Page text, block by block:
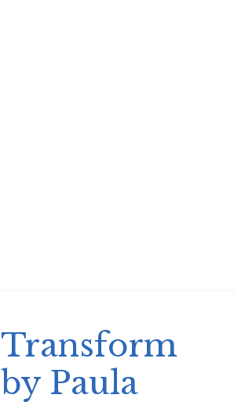
Transform
by Paula